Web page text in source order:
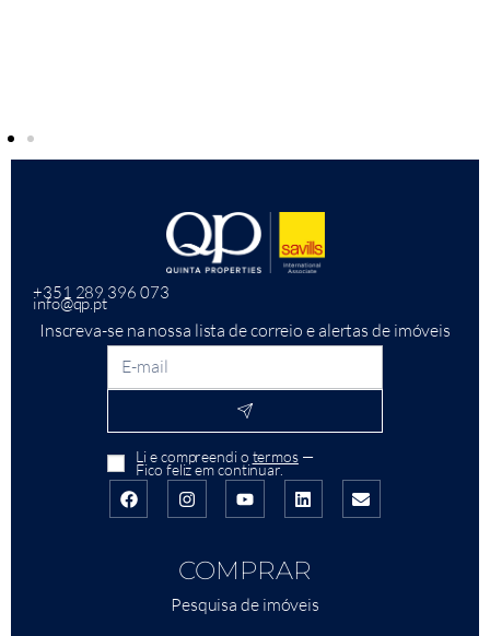
+351 289 396 073
info@qp.pt
Inscreva-se na nossa lista de correio e alertas de imóveis
Li e compreendi o termos—
Fico feliz em continuar.
COMPRAR
Pesquisa de imóveis